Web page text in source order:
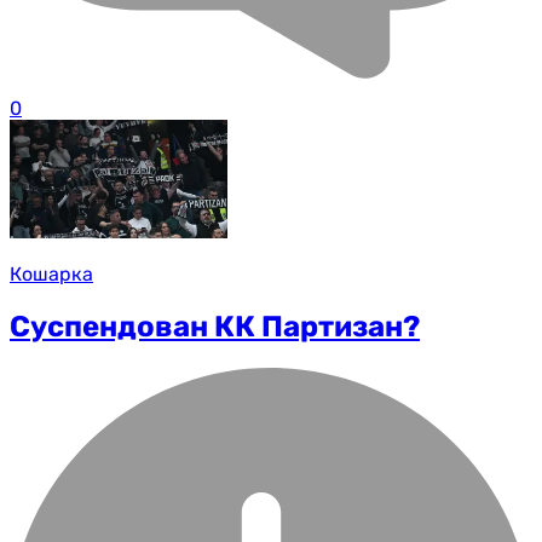
0
Кошарка
Суспендован КК Партизан?